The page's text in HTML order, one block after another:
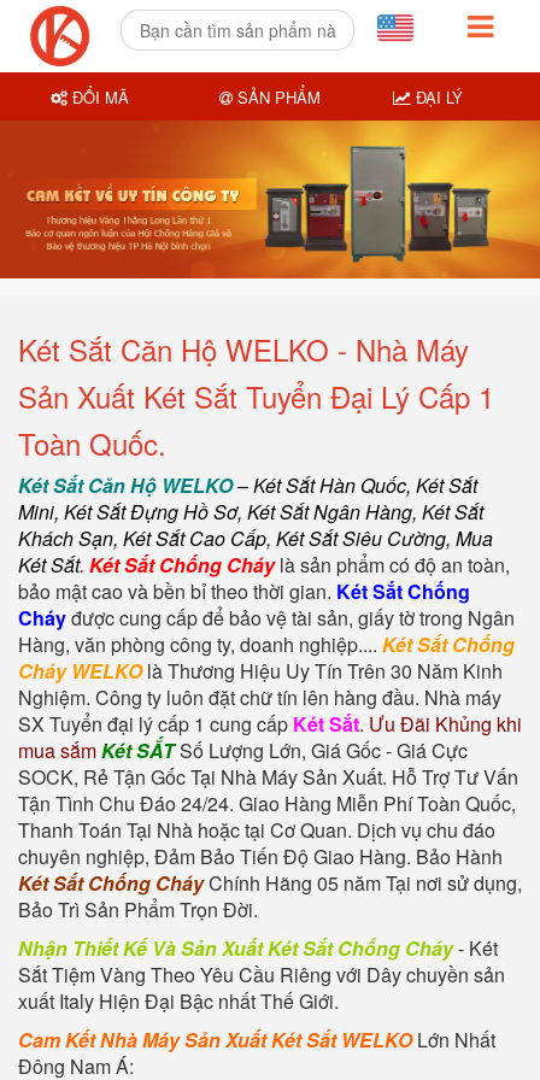
Két Sắt Căn Hộ WELKO - Nhà Máy
Sản Xuất Két Sắt Tuyển Đại Lý Cấp 1
Toàn Quốc.
Két Sắt Căn Hộ WELKO–Két Sắt Hàn Quốc, Két Sắt
Mini, Két Sắt Đựng Hồ Sơ, Két Sắt Ngân Hàng, Két Sắt
Khách Sạn, Két Sắt Cao Cấp, Két Sắt Siêu Cường, Mua
Két Sắt. Két Sắt Chống Cháylà sản phẩm có độ an toàn,
bảo mật cao và bền bỉ theo thời gian. Két Sắt Chống
Cháyđược cung cấp để bảo vệ tài sản, giấy tờ trong Ngân
Hàng, văn phòng công ty, doanh nghiệp.... Két Sắt Chống
Cháy WELKOlà Thương Hiệu Uy Tín Trên 30 Năm Kinh
Nghiệm. Công ty luôn đặt chữ tín lên hàng đầu. Nhà máy
SX Tuyển đại lý cấp 1 cung cấp Két Sắt. Ưu Đãi Khủng khi
mua sắmKét SẮTSố Lượng Lớn, Giá Gốc - Giá Cực
SOCK, Rẻ Tận Gốc Tại Nhà Máy Sản Xuất. Hỗ Trợ Tư Vấn
Tận Tình Chu Đáo 24/24. Giao Hàng Miễn Phí Toàn Quốc,
Thanh Toán Tại Nhà hoặc tại Cơ Quan. Dịch vụ chu đáo
chuyên nghiệp, Đảm Bảo Tiến Độ Giao Hàng. Bảo Hành
Két Sắt Chống CháyChính Hãng 05 năm Tại nơi sử dụng,
Bảo Trì Sản Phẩm Trọn Đời.
Nhận Thiết Kế Và Sản Xuất Két Sắt Chống Cháy- Két
Sắt Tiệm Vàng Theo Yêu Cầu Riêng với Dây chuyền sản
xuất Italy Hiện Đại Bậc nhất Thế Giới.
Cam Kết Nhà Máy Sản Xuất Két Sắt WELKOLớn Nhất
Đông Nam Á:
ĐỔI MÃ SẢN PHẨM ĐẠI LÝ